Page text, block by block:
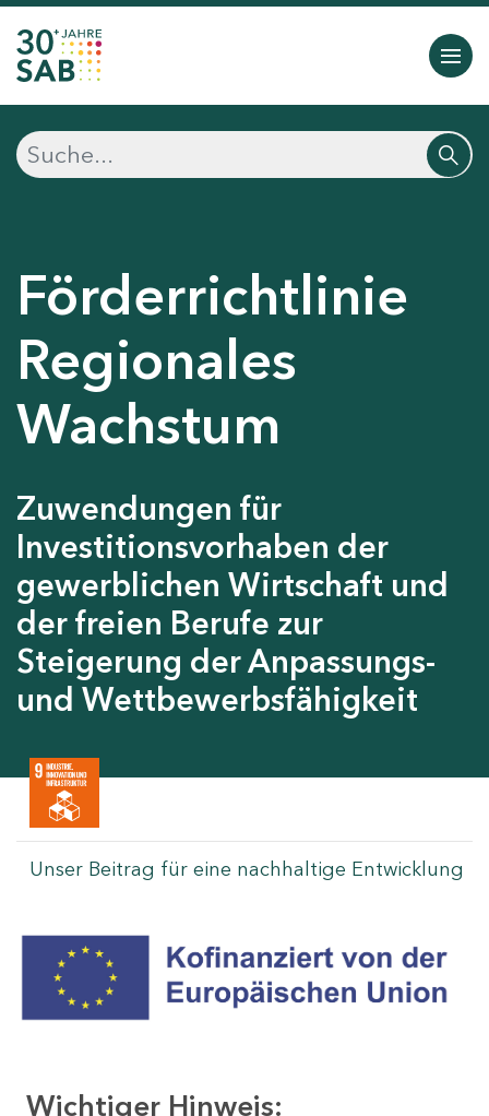
Förderrichtlinie
Regionales
Wachstum
Zuwendungen für
Investitionsvorhaben der
gewerblichen Wirtschaft und
der freien Berufe zur
Steigerung der Anpassungs-
und Wettbewerbsfähigkeit
Unser Beitrag für eine nachhaltige Entwicklung
Wichtiger Hinweis: